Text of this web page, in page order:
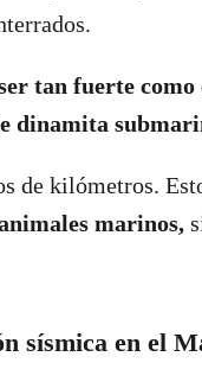
tan fuerte
dinamita
de kilómetros.
marinos,
sísmica en el